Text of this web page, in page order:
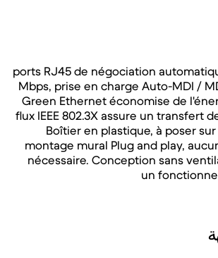
8 ports RJ45 de négociation
Mbps, prise en charge Auto-MDI /
Green Ethernet économise de
flux IEEE 802.3X assure un transfert
Boîtier en plastique, à poser
montage mural Plug and play,
nécessaire. Conception sans
un